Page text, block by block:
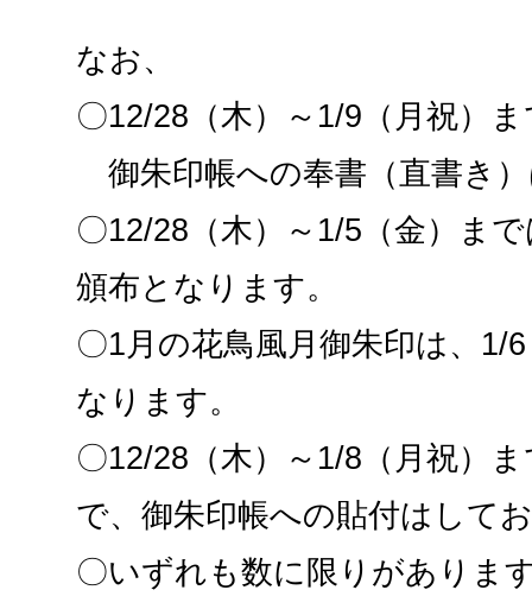
なお、
〇12/28（木）～1/9（月祝）
御朱印帳への奉書（直書き
〇12/28（木）～1/5（金）ま
頒布となります。
〇1月の花鳥風月御朱印は、1/
なります。
〇12/28（木）～1/8（月祝）
で、御朱印帳への貼付はして
〇いずれも数に限りがありま